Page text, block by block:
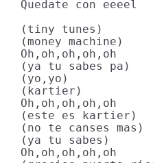
Quedate con eeeel
(tiny tunes)
(money machine)
Oh,oh,oh,oh,oh
(ya tu sabes pa)
(yo,yo)
(kartier)
Oh,oh,oh,oh,oh
(este es kartier)
(no te canses mas)
(ya tu sabes)
Oh,oh,oh,oh,oh